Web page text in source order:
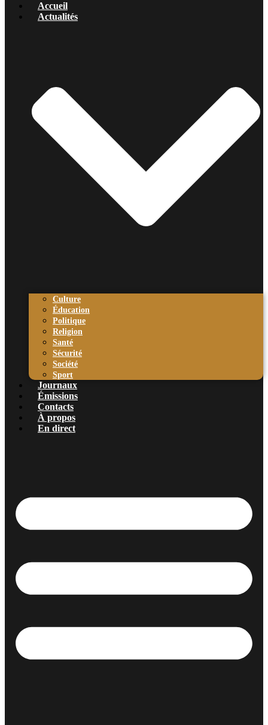
Accueil
Actualités
Culture
Éducation
Politique
Religion
Santé
Sécurité
Société
Sport
Journaux
Émissions
Contacts
À propos
En direct